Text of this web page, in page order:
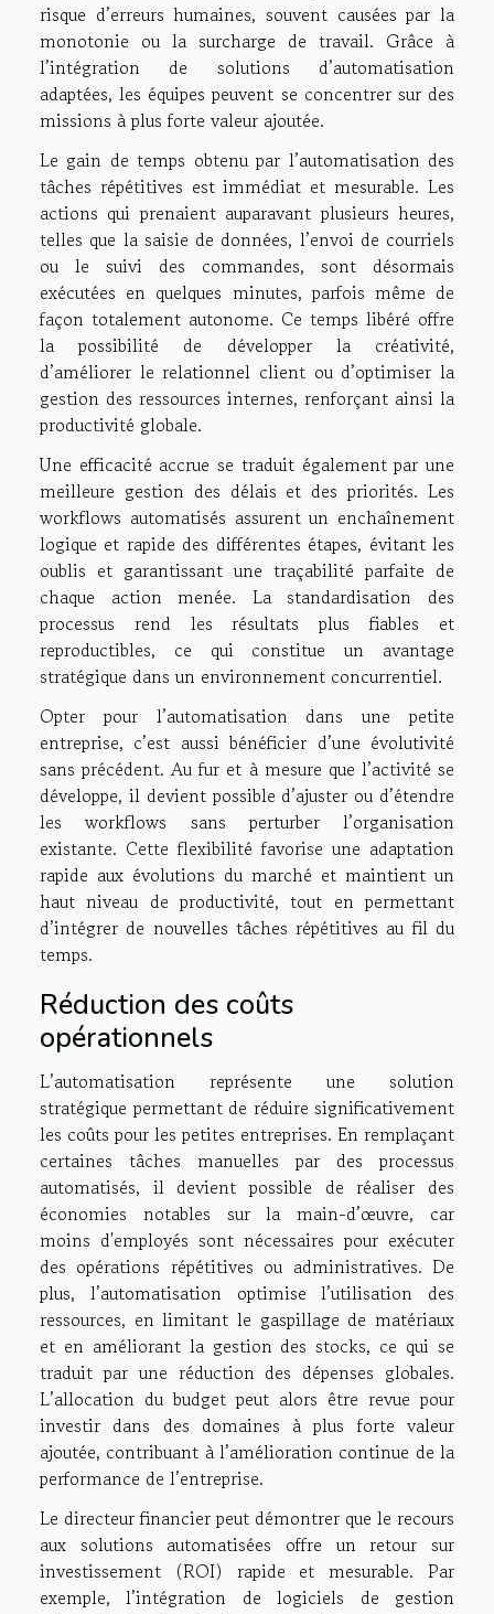
risque d’erreurs humaines, souvent causées par la
monotonie ou la surcharge de travail. Grâce à
l’intégration de solutions d’automatisation
adaptées, les équipes peuvent se concentrer sur des
missions à plus forte valeur ajoutée.
Le gain de temps obtenu par l’automatisation des
tâches répétitives est immédiat et mesurable. Les
actions qui prenaient auparavant plusieurs heures,
telles que la saisie de données, l’envoi de courriels
ou le suivi des commandes, sont désormais
exécutées en quelques minutes, parfois même de
façon totalement autonome. Ce temps libéré offre
la possibilité de développer la créativité,
d’améliorer le relationnel client ou d’optimiser la
gestion des ressources internes, renforçant ainsi la
productivité globale.
Une efficacité accrue se traduit également par une
meilleure gestion des délais et des priorités. Les
workflows automatisés assurent un enchaînement
logique et rapide des différentes étapes, évitant les
oublis et garantissant une traçabilité parfaite de
chaque action menée. La standardisation des
processus rend les résultats plus fiables et
reproductibles, ce qui constitue un avantage
stratégique dans un environnement concurrentiel.
Opter pour l’automatisation dans une petite
entreprise, c’est aussi bénéficier d’une évolutivité
sans précédent. Au fur et à mesure que l’activité se
développe, il devient possible d’ajuster ou d’étendre
les workflows sans perturber l’organisation
existante. Cette flexibilité favorise une adaptation
rapide aux évolutions du marché et maintient un
haut niveau de productivité, tout en permettant
d’intégrer de nouvelles tâches répétitives au fil du
temps.
Réduction des coûts
opérationnels
L’automatisation représente une solution
stratégique permettant de réduire significativement
les coûts pour les petites entreprises. En remplaçant
certaines tâches manuelles par des processus
automatisés, il devient possible de réaliser des
économies notables sur la main-d’œuvre, car
moins d'employés sont nécessaires pour exécuter
des opérations répétitives ou administratives. De
plus, l’automatisation optimise l’utilisation des
ressources, en limitant le gaspillage de matériaux
et en améliorant la gestion des stocks, ce qui se
traduit par une réduction des dépenses globales.
L’allocation du budget peut alors être revue pour
investir dans des domaines à plus forte valeur
ajoutée, contribuant à l’amélioration continue de la
performance de l’entreprise.
Le directeur financier peut démontrer que le recours
aux solutions automatisées offre un retour sur
investissement (ROI) rapide et mesurable. Par
exemple, l’intégration de logiciels de gestion